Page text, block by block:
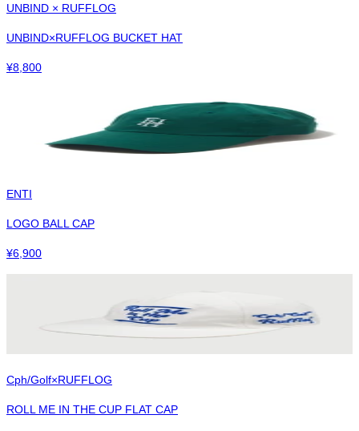
UNBIND × RUFFLOG
UNBIND×RUFFLOG BUCKET HAT
¥8,800
ENTI
LOGO BALL CAP
¥6,900
Cph/Golf×RUFFLOG
ROLL ME IN THE CUP FLAT CAP